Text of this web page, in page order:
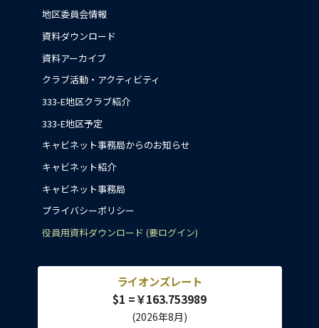
地区委員会情報
資料ダウンロード
資料アーカイブ
クラブ活動・アクティビティ
333-E地区クラブ紹介
333-E地区予定
キャビネット事務局からのお知らせ
キャビネット紹介
キャビネット事務局
プライバシーポリシー
役員用資料ダウンロード (要ログイン)
ライオンズレート
$1 =￥163.753989
(2026年8月)